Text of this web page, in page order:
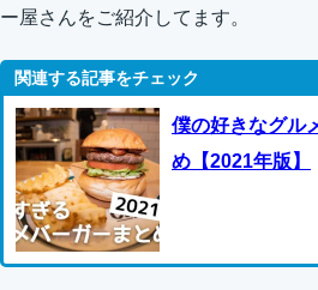
ー屋さんをご紹介してます。
僕の好きなグル
め【2021年版】